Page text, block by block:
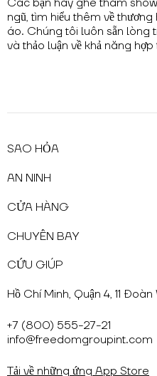
ngũ, tìm hiểu thêm về
áo. Chúng tôi luôn sẵn lòng
và thảo luận về khả năng hợp
SAO HỎA
AN NINH
CỬA HÀNG
CHUYẾN BAY
CỨU GIÚP
Hồ Chí Minh, Quận 4, 11
+7 (800) 555-27-21
info@freedomgroupint.com
Tải về những ứng App Store